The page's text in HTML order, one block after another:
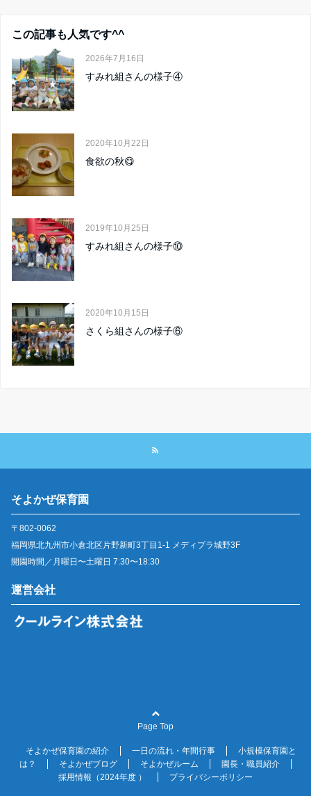
この記事も人気です^^
2026年7月16日
すみれ組さんの様子④
2020年10月22日
食欲の秋😋
2019年10月25日
すみれ組さんの様子⑩
2020年10月15日
さくら組さんの様子⑥
そよかぜ保育園
〒802-0062
福岡県北九州市小倉北区片野新町3丁目1-1 メディプラ城野3F
開園時間／月曜日〜土曜日 7:30〜18:30
運営会社
Page Top
そよかぜ保育園の紹介 一日の流れ・年間行事
小規模保育園と
は？
そよかぜブログ そよかぜルーム
園長・職員紹介
採用情報（2024年度 ）
プライバシーポリシー